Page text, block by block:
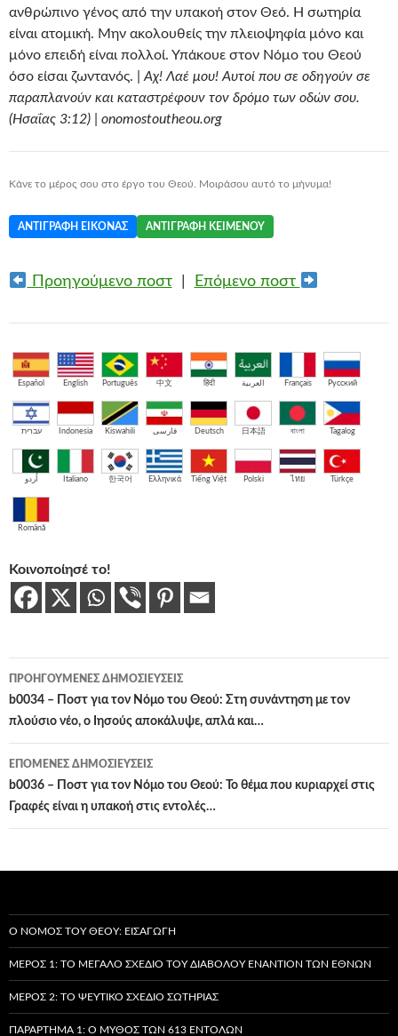
ανθρώπινο γένος από την υπακοή στον Θεό. Η σωτηρία
είναι ατομική. Μην ακολουθείς την πλειοψηφία μόνο και
μόνο επειδή είναι πολλοί. Υπάκουε στον Νόμο του Θεού
όσο είσαι ζωντανός. | Αχ! Λαέ μου! Αυτοί που σε οδηγούν σε
παραπλανούν και καταστρέφουν τον δρόμο των οδών σου.
(Ησαΐας 3:12) | onomostoutheou.org
Κάνε το μέρος σου στο έργο του Θεού. Μοιράσου αυτό το μήνυμα!
ΑΝΤΙΓΡΑΦΉ ΕΙΚΌΝΑΣ ΑΝΤΙΓΡΑΦΉ ΚΕΙΜΈΝΟΥ
Προηγούμενο ποστ| Επόμενο ποστ
Español English Português 中文 हिंदी العربية Français Русский
עברית Indonesia Kiswahili فارسی Deutsch 日本語 বাংলা Tagalog
اُردو Italiano 한국어 Ελληνικά Tiếng Việt Polski ไทย Türkçe
Română
Κοινοποίησέ το!
Πλοήγηση
άρθρων
ΠΡΟΗΓΟΎΜΕΝΕΣ ΔΗΜΟΣΙΕΎΣΕΙΣ
b0034 – Ποστ για τον Νόμο του Θεού: Στη συνάντηση με τον
πλούσιο νέο, ο Ιησούς αποκάλυψε, απλά και…
ΕΠΌΜΕΝΕΣ ΔΗΜΟΣΙΕΎΣΕΙΣ
b0036 – Ποστ για τον Νόμο του Θεού: Το θέμα που κυριαρχεί στις
Γραφές είναι η υπακοή στις εντολές…
Ο ΝΌΜΟΣ ΤΟΥ ΘΕΟΎ: ΕΙΣΑΓΩΓΉ
ΜΈΡΟΣ 1: ΤΟ ΜΕΓΆΛΟ ΣΧΈΔΙΟ ΤΟΥ ΔΙΑΒΌΛΟΥ ΕΝΑΝΤΊΟΝ ΤΩΝ ΕΘΝΏΝ
ΜΈΡΟΣ 2: ΤΟ ΨΕΎΤΙΚΟ ΣΧΈΔΙΟ ΣΩΤΗΡΊΑΣ
ΠΑΡΆΡΤΗΜΑ 1: Ο ΜΎΘΟΣ ΤΩΝ 613 ΕΝΤΟΛΏΝ